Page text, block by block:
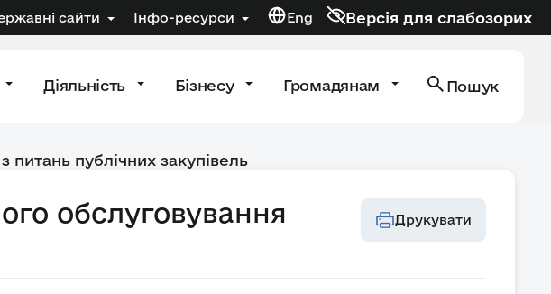
сайти Інфо-ресурси Eng Версія для слабозорих
Діяльність Бізнесу Громадянам Пошук
питань публічних закупівель
обслуговування
Друкувати